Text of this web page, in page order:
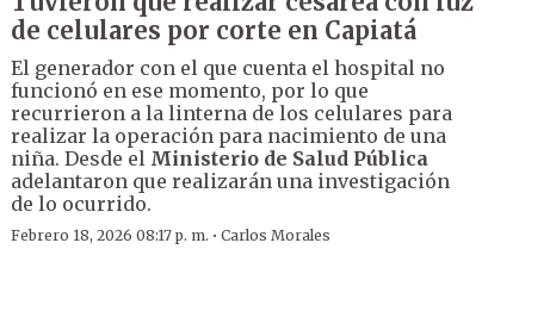
de celulares por corte en Capiatá
El generador con el que cuenta el hospital no
funcionó en ese momento, por lo que
recurrieron a la linterna de los celulares para
realizar la operación para nacimiento de una
niña. Desde el Ministerio de Salud Pública
adelantaron que realizarán una investigación
de lo ocurrido.
Febrero 18, 2026 08:17 p. m. · Carlos Morales